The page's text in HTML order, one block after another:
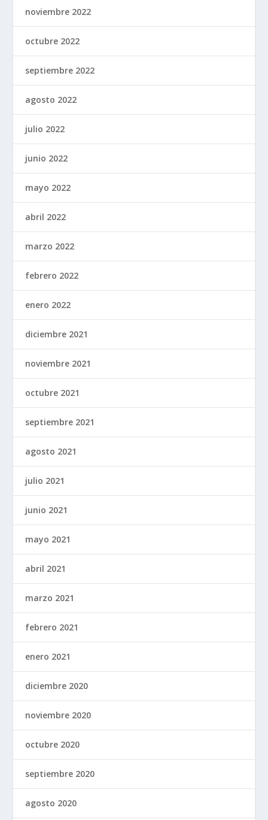
noviembre 2022
octubre 2022
septiembre 2022
agosto 2022
julio 2022
junio 2022
mayo 2022
abril 2022
marzo 2022
febrero 2022
enero 2022
diciembre 2021
noviembre 2021
octubre 2021
septiembre 2021
agosto 2021
julio 2021
junio 2021
mayo 2021
abril 2021
marzo 2021
febrero 2021
enero 2021
diciembre 2020
noviembre 2020
octubre 2020
septiembre 2020
agosto 2020